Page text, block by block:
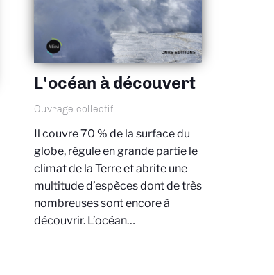
L'océan à découvert
Ouvrage collectif
Il couvre 70 % de la surface du
globe, régule en grande partie le
climat de la Terre et abrite une
multitude d’espèces dont de très
nombreuses sont encore à
découvrir. L’océan…